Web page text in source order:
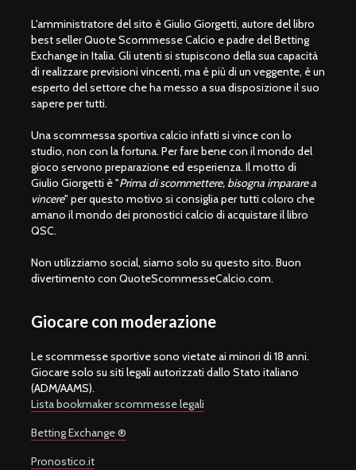
L'amministratore del sito è Giulio Giorgetti, autore del libro
best seller Quote Scommesse Calcio e padre del Betting
Exchange in Italia. Gli utenti si stupiscono della sua capacità
di realizzare previsioni vincenti, ma è più di un veggente, è un
esperto del settore che ha messo a sua disposizione il suo
sapere per tutti.
Una scommessa sportiva calcio infatti si vince con lo
studio, non con la fortuna. Per fare bene con il mondo del
gioco servono preparazione ed esperienza. Il motto di
Giulio Giorgetti è "Prima di scommettere, bisogna imparare a
vincere" per questo motivo si consiglia per tutti coloro che
amano il mondo dei pronostici calcio di acquistare il libro
QSC.
Non utilizziamo social, siamo solo su questo sito. Buon
divertimento con QuoteScommesseCalcio.com.
Giocare con moderazione
Le scommesse sportive sono vietate ai minori di 18 anni.
Giocare solo su siti legali autorizzati dallo Stato italiano
(ADM/AAMS).
Lista bookmaker scommesse legali
Betting Exchange ®
Pronostico.it